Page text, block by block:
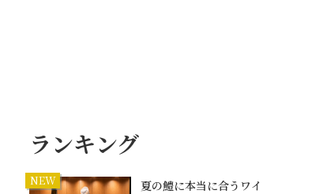
ランキング
NEW
夏の鱧に本当に合うワイ